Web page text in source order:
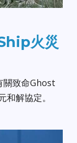
火災
關致命Ghost
解協定。